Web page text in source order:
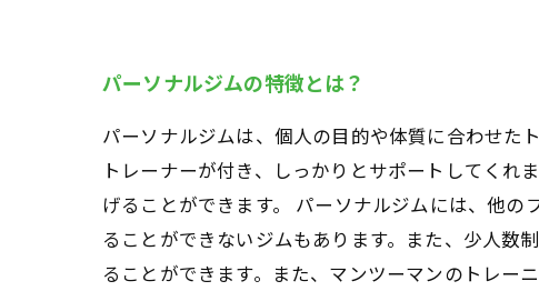
パーソナルジムの特徴とは？
パーソナルジムは、個人の目的や体質に合わせた
トレーナーが付き、しっかりとサポートしてく
げることができます。 パーソナルジムには、他
ることができないジムもあります。また、少人数
ることができます。また、マンツーマンのトレー